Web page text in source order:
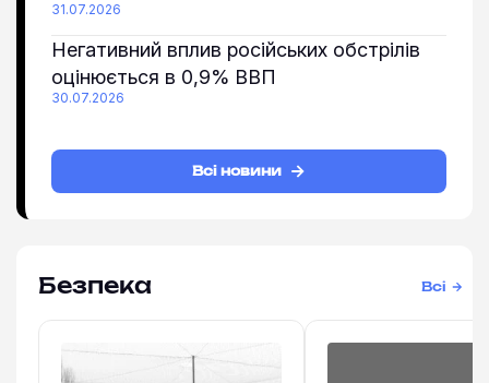
31.07.2026
Негативний вплив російських обстрілів
оцінюється в 0,9% ВВП
30.07.2026
Всі новини
Безпека Всі